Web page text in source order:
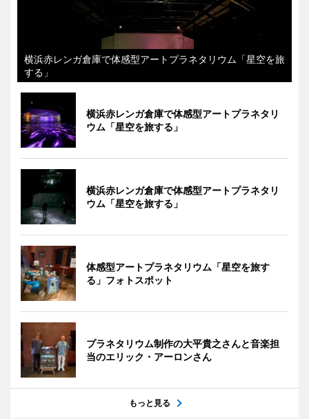
横浜赤レンガ倉庫で体感型アートプラネタリウム「星空を旅
する」
横浜赤レンガ倉庫で体感型アートプラネタリ
ウム「星空を旅する」
横浜赤レンガ倉庫で体感型アートプラネタリ
ウム「星空を旅する」
体感型アートプラネタリウム「星空を旅す
る」フォトスポット
プラネタリウム制作の大平貴之さんと音楽担
当のエリック・アーロンさん
もっと見る